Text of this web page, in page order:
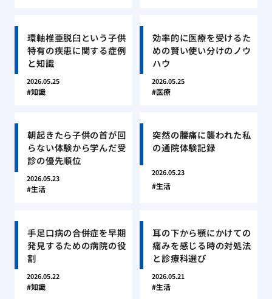
環軸椎亜脱臼という子供
特有の疾患に関する症例
と知識
2026.05.25
知識
効率的に医療を受けるた
めの賢い使い分けのノウ
ハウ
2026.05.25
医療
朝起きたら子供の首が回
らない体験から学んだ受
診の優先順位
2026.05.23
生活
突然の腰痛に襲われた私
の通院体験記録
2026.05.23
生活
手足口病の合併症を早期
発見するための病院の役
割
2026.05.22
知識
耳の下から顎にかけての
痛みを感じる時の対処法
と診療科選び
2026.05.21
生活